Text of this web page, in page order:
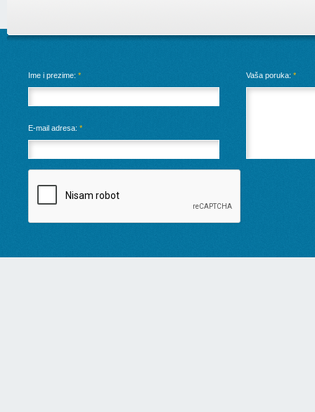
Ime i prezime: *
E-mail adresa: *
Vaša poruka: *